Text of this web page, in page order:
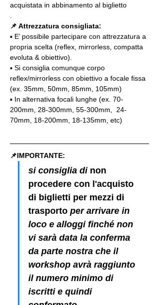
acquistata in abbinamento al biglietto
📌 Attrezzatura consigliata:
▪️ E’ possibile partecipare con attrezzatura a
propria scelta (reflex, mirrorless, compatta
evoluta & obiettivo).
▪️ Si consiglia comunque corpo
reflex/mirrorless con obiettivo a focale fissa
(ex. 35mm, 50mm, 85mm, 105mm)
▪️ In alternativa focali lunghe (ex. 70-
200mm, 28-300mm, 55-300mm,  24-
70mm, 18-200mm, 18-135mm, etc)
📌IMPORTANTE:
si consiglia di non
procedere con l'acquisto
di biglietti per mezzi di
trasporto per arrivare in
loco e alloggi finché non
vi sarà data la conferma
da parte nostra che il
workshop avrà raggiunto
il numero minimo di
iscritti e quindi